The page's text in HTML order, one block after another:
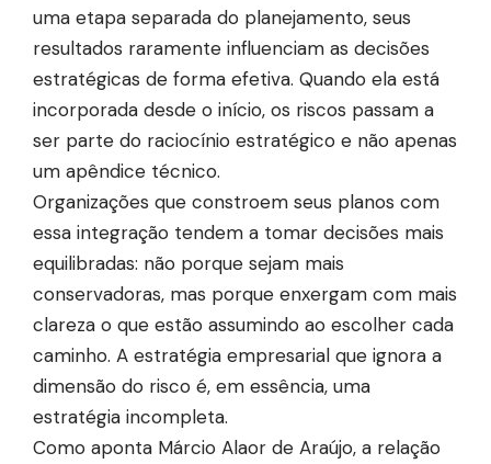
uma etapa separada do planejamento, seus
resultados raramente influenciam as decisões
estratégicas de forma efetiva. Quando ela está
incorporada desde o início, os riscos passam a
ser parte do raciocínio estratégico e não apenas
um apêndice técnico.
Organizações que constroem seus planos com
essa integração tendem a tomar decisões mais
equilibradas: não porque sejam mais
conservadoras, mas porque enxergam com mais
clareza o que estão assumindo ao escolher cada
caminho. A estratégia empresarial que ignora a
dimensão do risco é, em essência, uma
estratégia incompleta.
Como aponta Márcio Alaor de Araújo, a relação